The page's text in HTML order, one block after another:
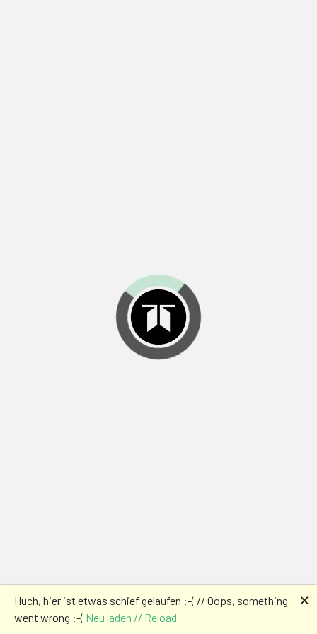
Huch, hier ist etwas schief gelaufen :-( // Oops, something
went wrong :-( Neu laden // Reload
🗙